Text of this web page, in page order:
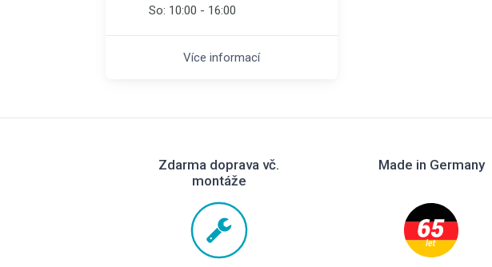
So: 10:00 - 16:00
Více informací
Zdarma doprava vč.
montáže
Made in Germany